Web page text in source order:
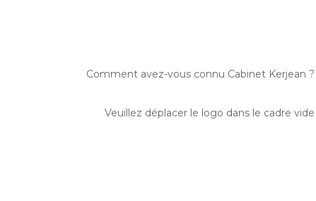
Comment avez-vous connu Cabinet Kerjean ?
Veuillez déplacer le logo dans le cadre vide